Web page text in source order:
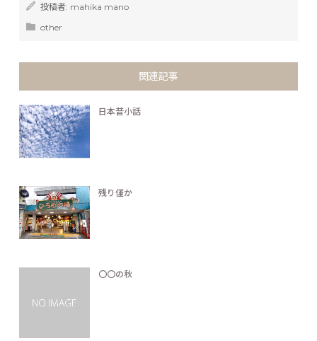
投稿者: mahika mano
other
関連記事
日本昔小話
残り僅か
〇〇の秋